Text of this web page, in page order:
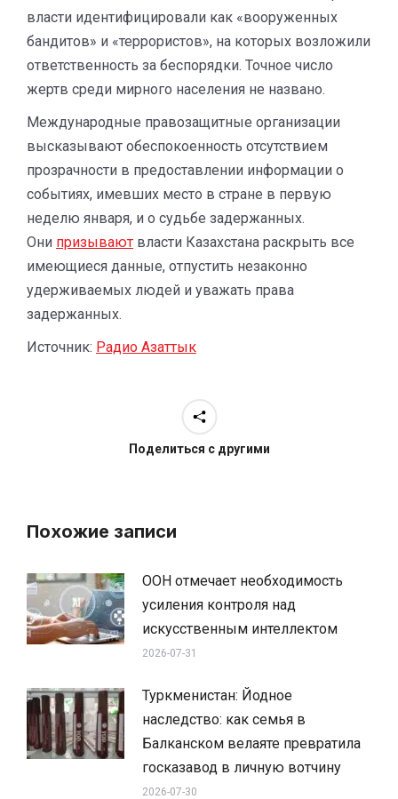
власти идентифицировали как «вооруженных
бандитов» и «террористов», на которых возложили
ответственность за беспорядки. Точное число
жертв среди мирного населения не названо.
Международные правозащитные организации
высказывают обеспокоенность отсутствием
прозрачности в предоставлении информации о
событиях, имевших место в стране в первую
неделю января, и о судьбе задержанных.
Они призывают власти Казахстана раскрыть все
имеющиеся данные, отпустить незаконно
удерживаемых людей и уважать права
задержанных.
Источник: Радио Азаттык
Поделиться с другими
Похожие записи
ООН отмечает необходимость
усиления контроля над
искусственным интеллектом
2026-07-31
Туркменистан: Йодное
наследство: как семья в
Балканском велаяте превратила
госказавод в личную вотчину
2026-07-30